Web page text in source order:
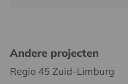
Andere projecten
Regio 45 Zuid-Limburg